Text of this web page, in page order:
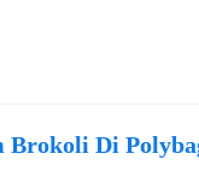
Brokoli Di